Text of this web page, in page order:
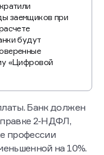
заемщиков при
будут
«Цифровой
Банк должен
2-НДФЛ,
профессии
на 10%.